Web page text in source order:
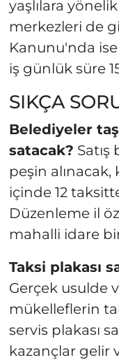
yaşlılara
merkezleri de
Kanunu'nda
iş günlük süre
SIKÇA
Belediyeler
satacak?
peşin alınacak,
içinde 12
Düzenleme il
mahalli idare
Taksi plakası
Gerçek usulde
mükelleflerin
servis plakası
kazançlar gelir